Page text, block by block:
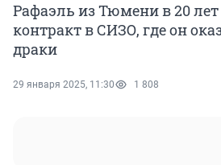
Рафаэль из Тюмени в 20
контракт в СИЗО, где он
драки
29 января 2025, 11:30 1 808